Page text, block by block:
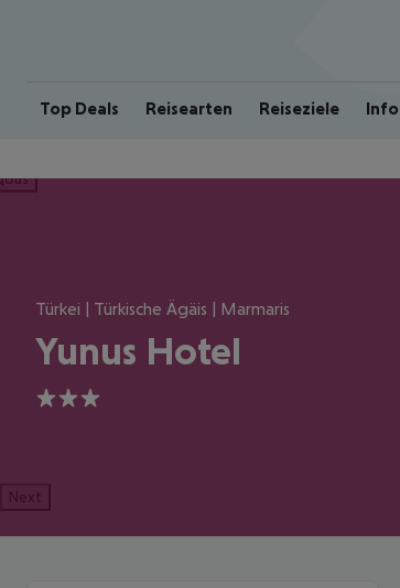
Top Deals Reisearten Reiseziele
Türkei | Türkische Ägäis | Marmaris
Yunus Hotel
3
Next